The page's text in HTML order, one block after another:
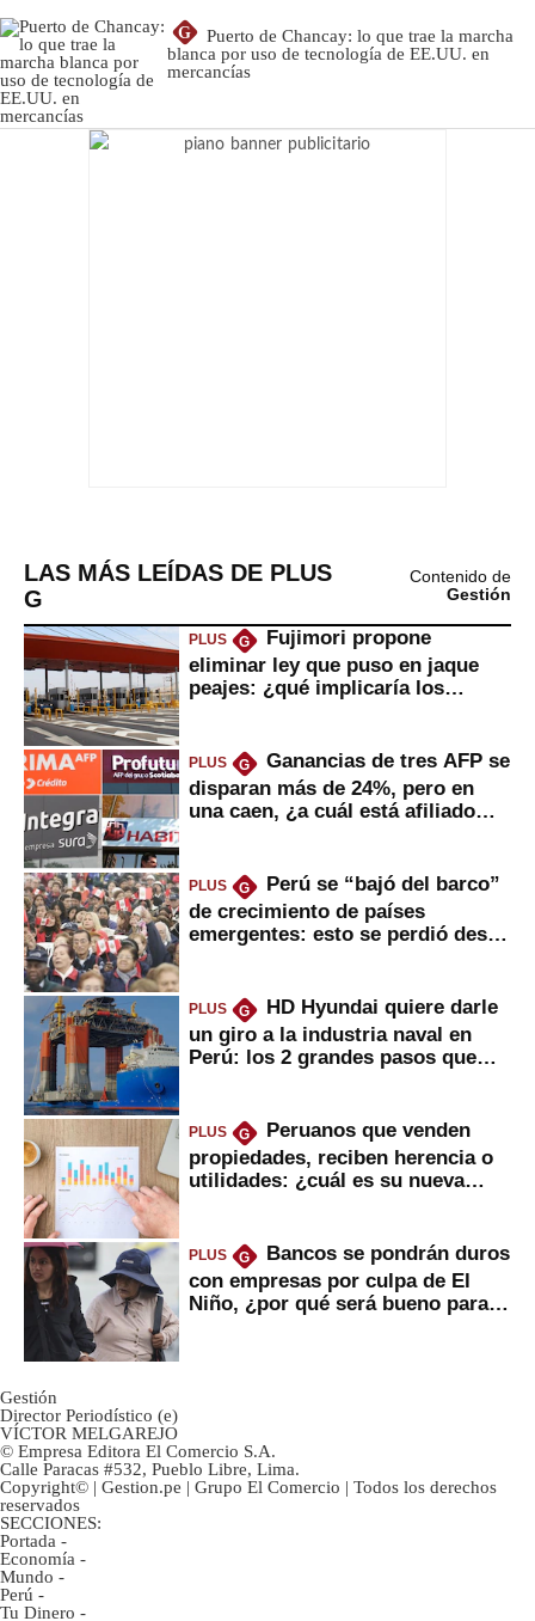
G
Puerto de Chancay: lo que trae la marcha
blanca por uso de tecnología de EE.UU. en
mercancías
LAS MÁS LEÍDAS DE PLUS
G
Contenido de
Gestión
PLUS G
Fujimori propone
eliminar ley que puso en jaque
peajes: ¿qué implicaría los
PLUS G
Ganancias de tres AFP se
disparan más de 24%, pero en
una caen, ¿a cuál está afiliado
PLUS G
Perú se “bajó del barco”
de crecimiento de países
emergentes: esto se perdió desde
PLUS G
HD Hyundai quiere darle
un giro a la industria naval en
Perú: los 2 grandes pasos que
PLUS G
Peruanos que venden
propiedades, reciben herencia o
utilidades: ¿cuál es su nueva
PLUS G
Bancos se pondrán duros
con empresas por culpa de El
Niño, ¿por qué será bueno para
Gestión
Director Periodístico (e)
VÍCTOR MELGAREJO
© Empresa Editora El Comercio S.A.
Calle Paracas #532, Pueblo Libre, Lima.
Copyright© | Gestion.pe | Grupo El Comercio | Todos los derechos
reservados
SECCIONES:
Portada -
Economía -
Mundo -
Perú -
Tu Dinero -